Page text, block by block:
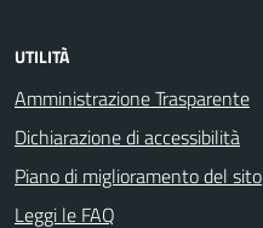
UTILITÀ
Amministrazione Trasparente
Dichiarazione di accessibilità
Piano di miglioramento del sito
Leggi le FAQ